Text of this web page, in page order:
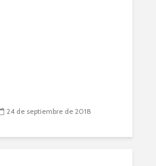
24 de septiembre de 2018